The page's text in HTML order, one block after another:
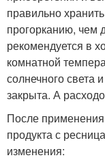
правильно
прогорканию, чем
рекомендуется в
комнатной
солнечного света
закрыта. А
После применения
продукта с
изменения: